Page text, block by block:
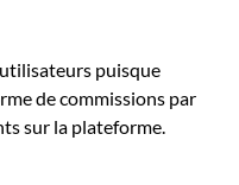
puisque
de commissions par
sur la plateforme.